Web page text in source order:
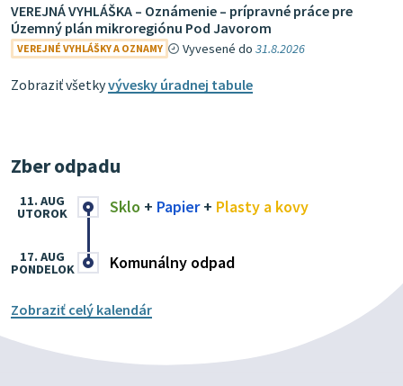
VEREJNÁ VYHLÁŠKA – Oznámenie – prípravné práce pre
Územný plán mikroregiónu Pod Javorom
VEREJNÉ VYHLÁŠKY A OZNAMY Vyvesené do31.8.2026
Zobraziť všetkyvývesky úradnej tabule
Zber odpadu
Sklo + Papier+ Plasty a kovy
11. AUG
UTOROK
Komunálny odpad
17. AUG
PONDELOK
Zobraziť celý kalendár